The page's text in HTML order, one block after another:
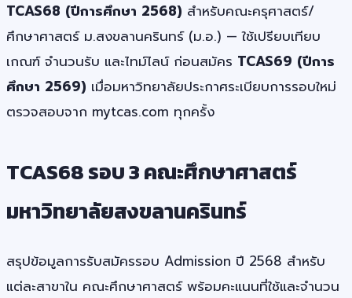
TCAS68 (ปีการศึกษา 2568) สำหรับคณะครุศาสตร์/
ศึกษาศาสตร์ ม.สงขลานครินทร์ (ม.อ.) — ใช้เปรียบเทียบ
เกณฑ์ จำนวนรับ และไทม์ไลน์ ก่อนสมัคร TCAS69 (ปีการ
ศึกษา 2569) เมื่อมหาวิทยาลัยประกาศระเบียบการรอบใหม่
ตรวจสอบจาก mytcas.com ทุกครั้ง
TCAS68 รอบ 3 คณะศึกษาศาสตร์
มหาวิทยาลัยสงขลานครินทร์
สรุปข้อมูลการรับสมัครรอบ Admission ปี 2568 สำหรับ
แต่ละสาขาใน คณะศึกษาศาสตร์ พร้อมคะแนนที่ใช้และจำนวน